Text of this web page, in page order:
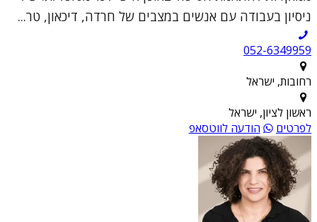
ניסיון בעבודה עם אנשים במצבים של חרדה, דיכאון, טר...
052-6349959
רחובות, ישראל
ראשון לציון, ישראל
לפרטים
הודעה לווטסאפ